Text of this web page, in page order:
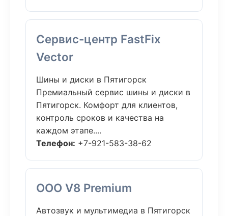
Сервис-центр FastFix
Vector
Шины и диски в Пятигорск
Премиальный сервис шины и диски в
Пятигорск. Комфорт для клиентов,
контроль сроков и качества на
каждом этапе....
Телефон: +7-921-583-38-62
ООО V8 Premium
Автозвук и мультимедиа в Пятигорск